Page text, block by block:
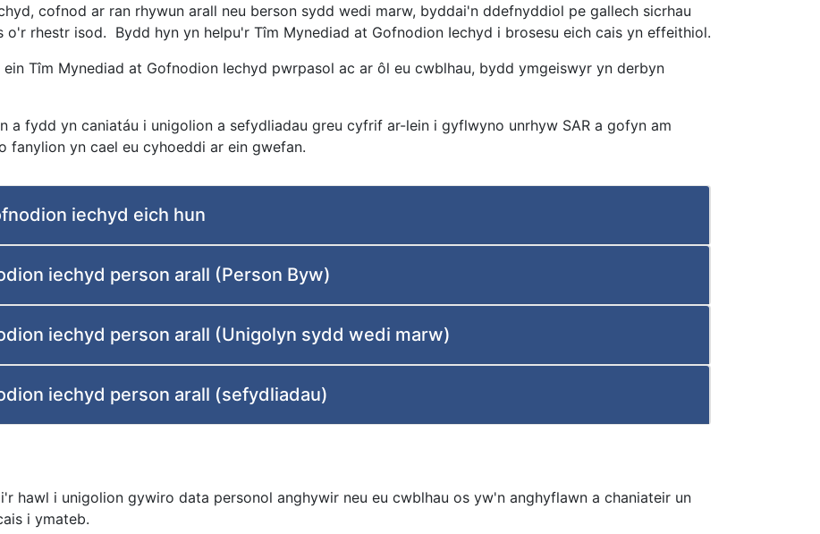
cofnod ar ran rhywun arall neu berson sydd wedi marw, byddai'n ddefnyddiol pe gallech sicrhau
rhestr isod. Bydd hyn yn helpu'r Tîm Mynediad at Gofnodion Iechyd i brosesu eich cais yn effeithiol.
Tîm Mynediad at Gofnodion Iechyd pwrpasol ac ar ôl eu cwblhau, bydd ymgeiswyr yn derbyn
a fydd yn caniatáu i unigolion a sefydliadau greu cyfrif ar-lein i gyflwyno unrhyw SAR a gofyn am
fanylion yn cael eu cyhoeddi ar ein gwefan.
iechyd eich hun
iechyd person arall (Person Byw)
iechyd person arall (Unigolyn sydd wedi marw)
iechyd person arall (sefydliadau)
hawl i unigolion gywiro data personol anghywir neu eu cwblhau os yw'n anghyflawn a chaniateir un
i ymateb.